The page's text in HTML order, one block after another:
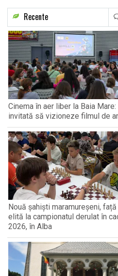
Recente
Cinema în aer liber la Baia
invitată să vizioneze filmul de
Nouă șahiști maramureșeni,
elită la campionatul derulat în
2026, în Alba